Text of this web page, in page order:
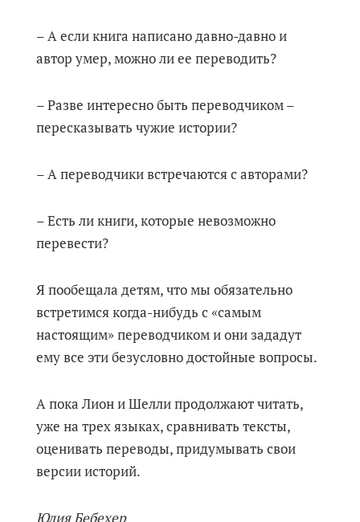
– А если книга написано давно-давно и
автор умер, можно ли ее переводить?
– Разве интересно быть переводчиком –
пересказывать чужие истории?
– А переводчики встречаются с авторами?
– Есть ли книги, которые невозможно
перевести?
Я пообещала детям, что мы обязательно
встретимся когда-нибудь с «самым
настоящим» переводчиком и они зададут
ему все эти безусловно достойные вопросы.
А пока Лион и Шелли продолжают читать,
уже на трех языках, сравнивать тексты,
оценивать переводы, придумывать свои
версии историй.
Юлия Бебехер